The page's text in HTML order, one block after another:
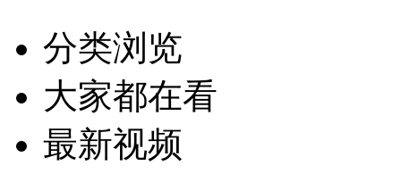
分类浏览
大家都在看
最新视频